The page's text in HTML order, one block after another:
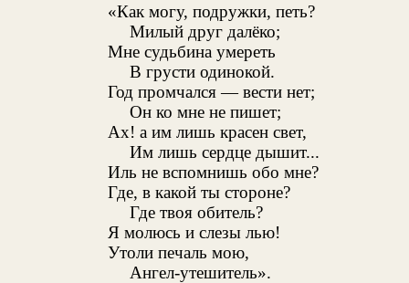
«Как могу, подружки, петь?
Милый друг далёко;
Мне судьбина умереть
В грусти одинокой.
Год промчался — вести нет;
Он ко мне не пишет;
Ах! а им лишь красен свет,
Им лишь сердце дышит...
Иль не вспомнишь обо мне?
Где, в какой ты стороне?
Где твоя обитель?
Я молюсь и слезы лью!
Утоли печаль мою,
Ангел-утешитель».